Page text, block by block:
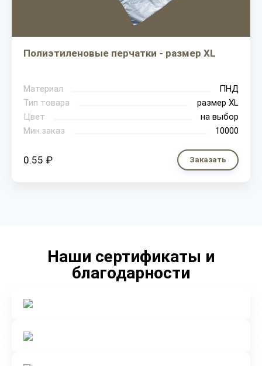
Полиэтиленовые перчатки - размер XL
Материал
ПНД
Тип товара
размер XL
Цвет
на выбор
Мин.заказ
10000
0.55 ₽ Заказать
Наши сертификаты и
благодарности